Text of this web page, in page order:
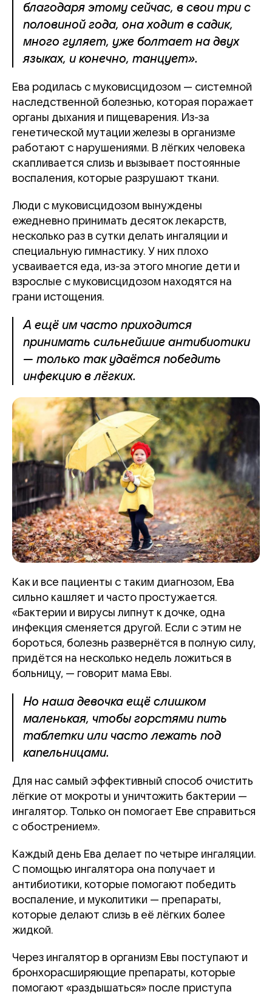
благодаря этому сейчас, в свои три с
половиной года, она ходит в садик,
много гуляет, уже болтает на двух
языках, и конечно, танцует».
Ева родилась с муковисцидозом — системной
наследственной болезнью, которая поражает
органы дыхания и пищеварения. Из-за
генетической мутации железы в организме
работают с нарушениями. В лёгких человека
скапливается слизь и вызывает постоянные
воспаления, которые разрушают ткани.
Люди с муковисцидозом вынуждены
ежедневно принимать десяток лекарств,
несколько раз в сутки делать ингаляции и
специальную гимнастику. У них плохо
усваивается еда, из-за этого многие дети и
взрослые с муковисцидозом находятся на
грани истощения.
А ещё им часто приходится
принимать сильнейшие антибиотики
— только так удаётся победить
инфекцию в лёгких.
Как и все пациенты с таким диагнозом, Ева
сильно кашляет и часто простужается.
«Бактерии и вирусы липнут к дочке, одна
инфекция сменяется другой. Если с этим не
бороться, болезнь развернётся в полную силу,
придётся на несколько недель ложиться в
больницу, — говорит мама Евы.
Но наша девочка ещё слишком
маленькая, чтобы горстями пить
таблетки или часто лежать под
капельницами.
Для нас самый эффективный способ очистить
лёгкие от мокроты и уничтожить бактерии —
ингалятор. Только он помогает Еве справиться
с обострением».
Каждый день Ева делает по четыре ингаляции.
С помощью ингалятора она получает и
антибиотики, которые помогают победить
воспаление, и муколитики — препараты,
которые делают слизь в её лёгких более
жидкой.
Через ингалятор в организм Евы поступают и
бронхорасширяющие препараты, которые
помогают «раздышаться» после приступа